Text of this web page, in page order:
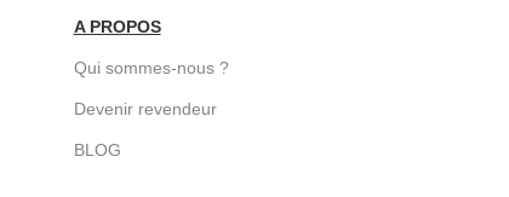
A PROPOS
Qui sommes-nous ?
Devenir revendeur
BLOG